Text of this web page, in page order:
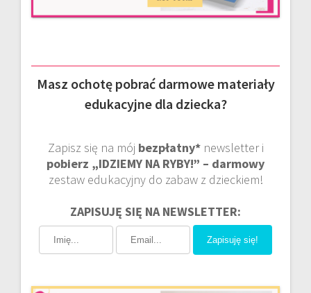
Masz ochotę pobrać darmowe materiały
edukacyjne dla dziecka?
Zapisz się na mój bezpłatny*newsletter i
pobierz „IDZIEMY NA RYBY!” – darmowy
zestaw edukacyjny do zabaw z dzieckiem!
ZAPISUJĘ SIĘ NA NEWSLETTER:
Zapisuję się!